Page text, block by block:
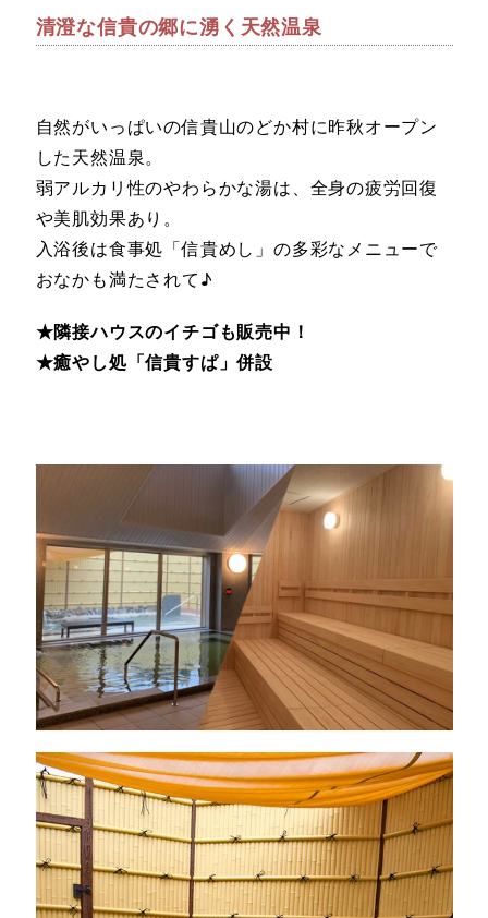
清澄な信貴の郷に湧く天然温泉
自然がいっぱいの信貴山のどか村に昨秋オープン
した天然温泉。
弱アルカリ性のやわらかな湯は、全身の疲労回復
や美肌効果あり。
入浴後は食事処「信貴めし」の多彩なメニューで
おなかも満たされて♪
★隣接ハウスのイチゴも販売中！
★癒やし処「信貴すぱ」併設